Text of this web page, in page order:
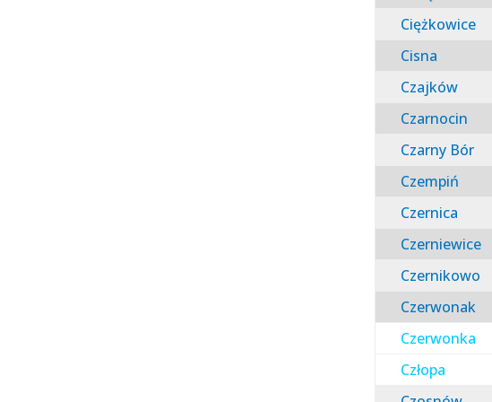
Ciężkowice
Cisna
Czajków
Czarnocin
Czarny Bór
Czempiń
Czernica
Czerniewice
Czernikowo
Czerwonak
Czerwonka
Człopa